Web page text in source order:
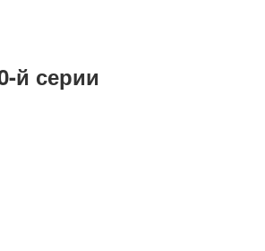
й серии